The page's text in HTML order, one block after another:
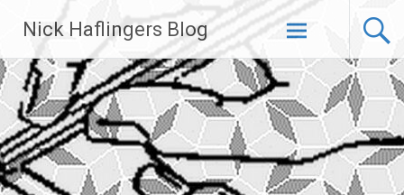
Inhalt
springen
Nick Haflingers Blog